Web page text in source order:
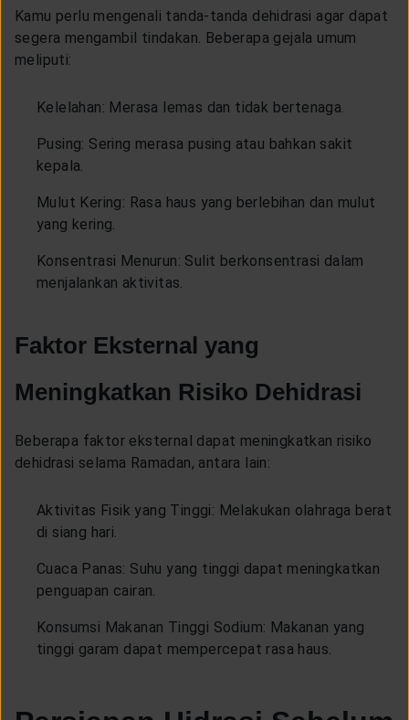
Kamu perlu mengenali tanda-tanda dehidrasi agar dapat
segera mengambil tindakan. Beberapa gejala umum
meliputi:
Kelelahan: Merasa lemas dan tidak bertenaga.
Pusing: Sering merasa pusing atau bahkan sakit
kepala.
Mulut Kering: Rasa haus yang berlebihan dan mulut
yang kering.
Konsentrasi Menurun: Sulit berkonsentrasi dalam
menjalankan aktivitas.
Faktor Eksternal yang
Meningkatkan Risiko Dehidrasi
Beberapa faktor eksternal dapat meningkatkan risiko
dehidrasi selama Ramadan, antara lain:
Aktivitas Fisik yang Tinggi: Melakukan olahraga berat
di siang hari.
Cuaca Panas: Suhu yang tinggi dapat meningkatkan
penguapan cairan.
Konsumsi Makanan Tinggi Sodium: Makanan yang
tinggi garam dapat mempercepat rasa haus.